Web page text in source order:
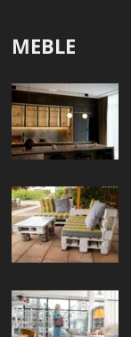
MEBLE